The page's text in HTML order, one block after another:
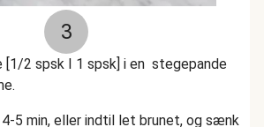
3
[1/2 spsk I 1 spsk] i en stegepande
5 min, eller indtil let brunet, og sænk